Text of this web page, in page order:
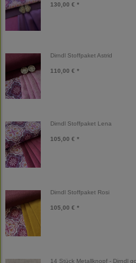
130,00 € *
Dirndl Stoffpaket Astrid
110,00 € *
Dirndl Stoffpaket Lena
105,00 € *
Dirndl Stoffpaket Rosi
105,00 € *
14 Stück Metallknopf - Dirndl